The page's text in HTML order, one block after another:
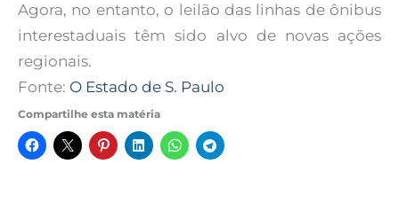
Agora, no entanto, o leilão das linhas de ônibus
interestaduais têm sido alvo de novas ações
regionais.
Fonte: O Estado de S. Paulo
Compartilhe esta matéria